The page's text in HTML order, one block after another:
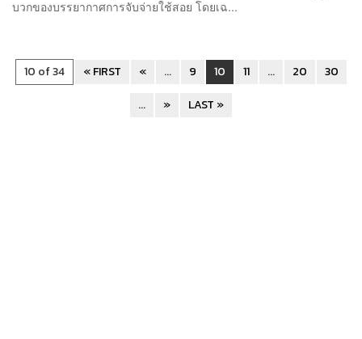
บวกของบรรยากาศการจับจ่ายใช้สอย โดยเฉ...
10 of 34 « FIRST « ... 9 10 11 ... 20
30
...
» LAST »